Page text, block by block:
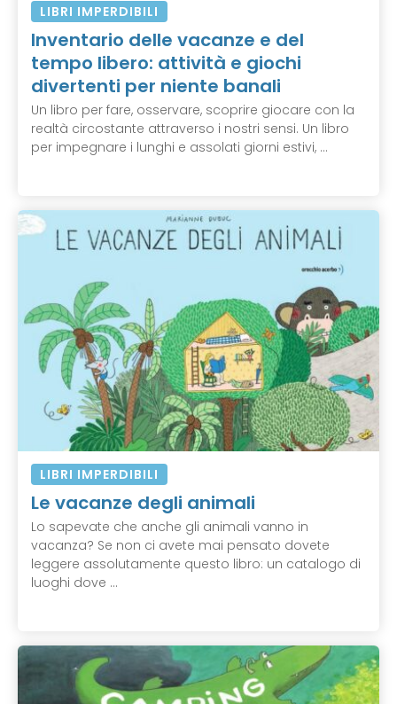
LIBRI IMPERDIBILI
Inventario delle vacanze e del
tempo libero: attività e giochi
divertenti per niente banali
Un libro per fare, osservare, scoprire giocare con la
realtà circostante attraverso i nostri sensi. Un libro
per impegnare i lunghi e assolati giorni estivi, ...
LIBRI IMPERDIBILI
Le vacanze degli animali
Lo sapevate che anche gli animali vanno in
vacanza? Se non ci avete mai pensato dovete
leggere assolutamente questo libro: un catalogo di
luoghi dove ...